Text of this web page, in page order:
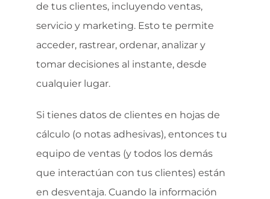
de tus clientes, incluyendo ventas,
servicio y marketing. Esto te permite
acceder, rastrear, ordenar, analizar y
tomar decisiones al instante, desde
cualquier lugar.
Si tienes datos de clientes en hojas de
cálculo (o notas adhesivas), entonces tu
equipo de ventas (y todos los demás
que interactúan con tus clientes) están
en desventaja. Cuando la información